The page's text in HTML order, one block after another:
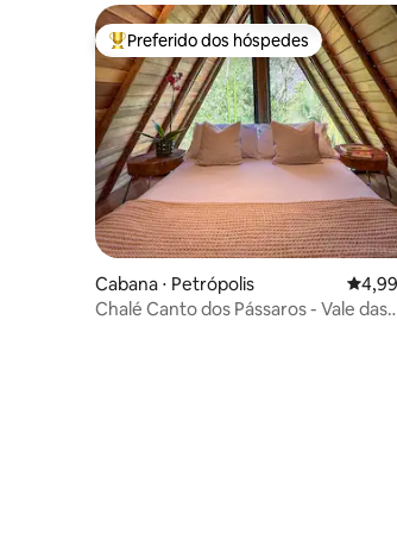
Entre os melhores preferidos dos
Preferido dos hóspedes
Cabana ⋅ Petrópolis 4,99
Chalé Canto dos Pássaros - Vale das